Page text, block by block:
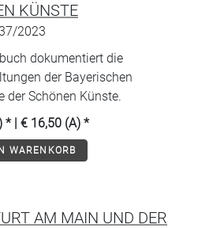
KÜNSTE
2023
dokumentiert die
der Bayerischen
der Schönen Künste.
* | € 16,50 (A) *
WARENKORB
AM MAIN UND DER